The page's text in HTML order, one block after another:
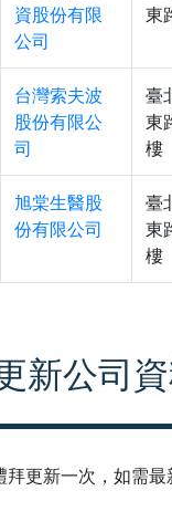
資股份有限
公司
東
台灣索夫波
股份有限公
司
臺
東
樓
旭棠生醫股
份有限公司
臺
東
樓
新公司
拜更新一次，如需